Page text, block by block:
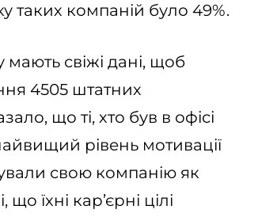
таких компаній було 49%.
свіжі дані, щоб
4505 штатних
що ті, хто був в офісі
рівень мотивації
свою компанію як
їхні кар’єрні цілі